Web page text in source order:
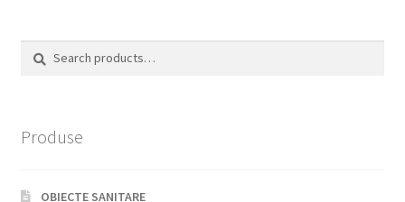
Search
Search
Produse
OBIECTE SANITARE